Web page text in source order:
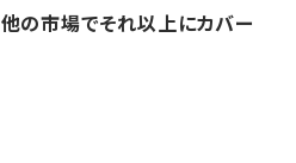
の市場でそれ以上にカバー